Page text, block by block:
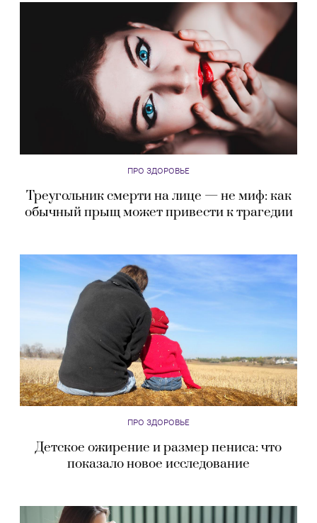
ПРО ЗДОРОВЬЕ
Треугольник смерти на лице — не миф: как
обычный прыщ может привести к трагедии
ПРО ЗДОРОВЬЕ
Детское ожирение и размер пениса: что
показало новое исследование